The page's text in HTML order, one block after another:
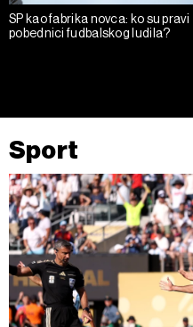
SP kao fabrika novca: ko su pravi
pobednici fudbalskog ludila?
Sport